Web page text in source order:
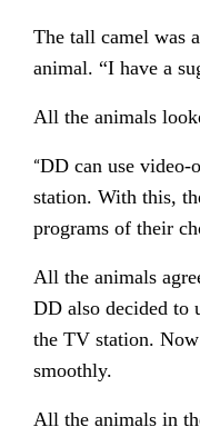
The tall camel was
animal. “I have a
All the animals
“DD can use video-
station. With this,
programs of their
All the animals
DD also decided to
the TV station.
smoothly.
All the animals in